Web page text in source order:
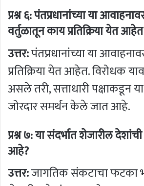
प्रश्न ६: पंतप्रधानांच्या या
वर्तुळातून काय प्रतिक्रिया येत
उत्तर:पंतप्रधानांच्या या
प्रतिक्रिया येत आहेत. विरोधक
असले तरी, सत्ताधारी पक्षाकडून
जोरदार समर्थन केले जात आहे.
प्रश्न ७: या संदर्भात शेजारील
आहे?
उत्तर:जागतिक संकटाचा फटका